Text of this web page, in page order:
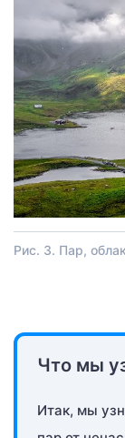
Рис. 3. Пар,
Что мы
Итак, мы